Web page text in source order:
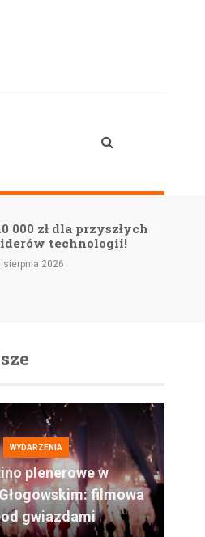
000 zł dla przyszłych
technologii!
sierpnia 2026
WYDARZENIA
plenerowe w
filmowa
gwiazdami